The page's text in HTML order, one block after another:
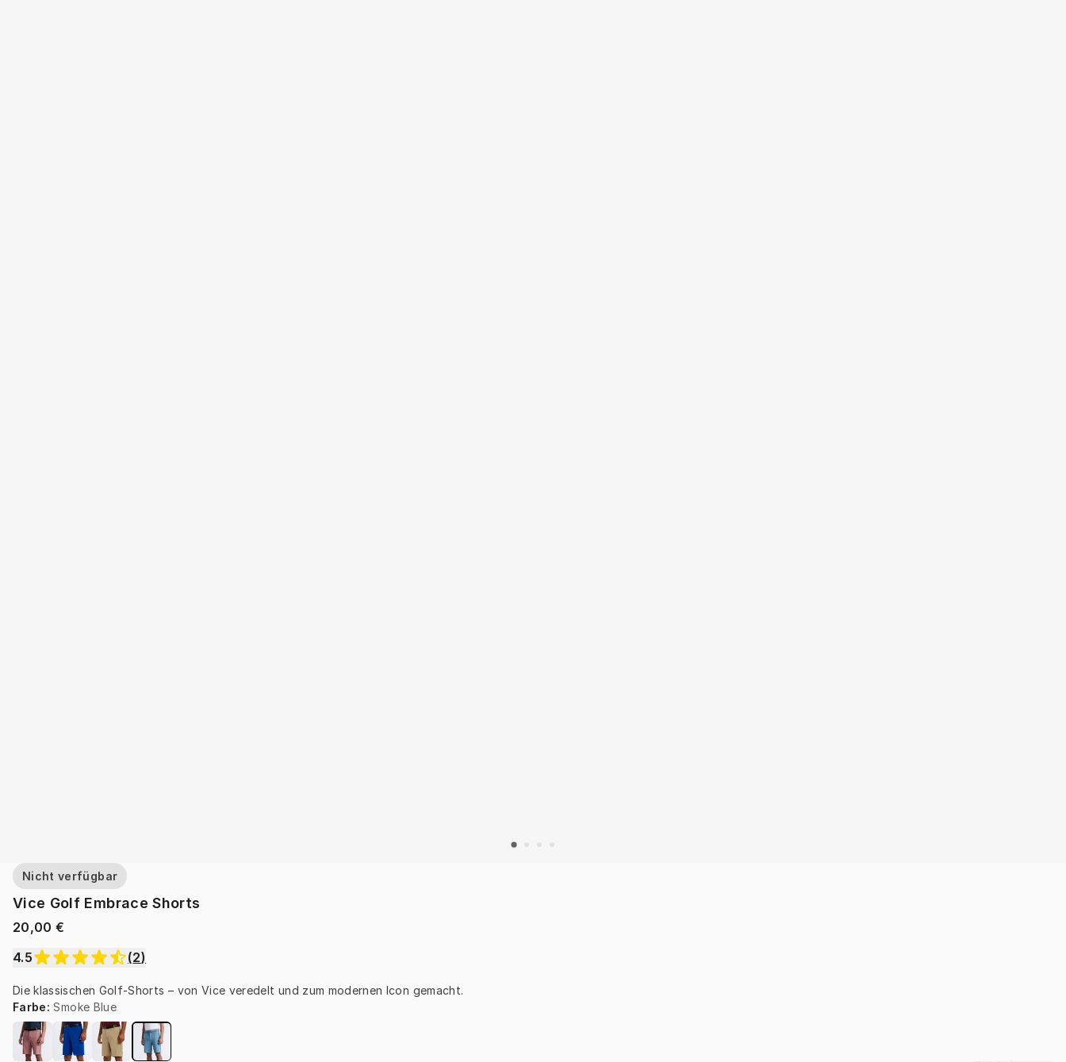
Nicht verfügbar
Vice Golf Embrace Shorts
20,00 €
4.5
(2)
Die klassischen Golf-Shorts – von Vice veredelt und zum modernen Icon gemacht.
Farbe: Smoke Blue